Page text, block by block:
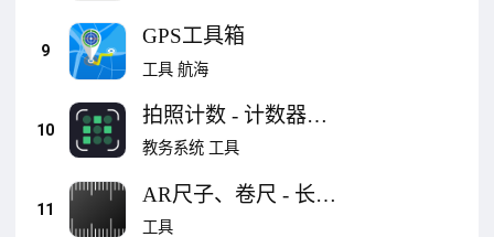
9
GPS工具箱
工具 航海
10
拍照计数 - 计数器应
用: Count This
教务系统 工具
11
AR尺子、卷尺 - 长度
和身高测量工具、平
工具